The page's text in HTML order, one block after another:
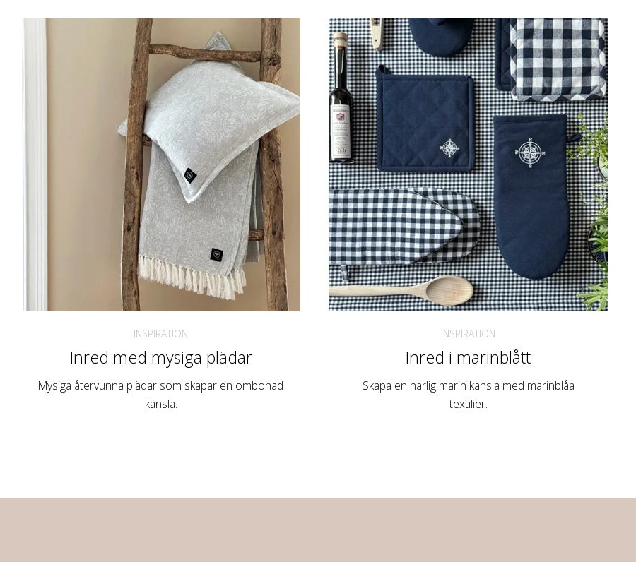
INSPIRATION
Inred med mysiga plädar
Mysiga återvunna plädar som skapar en ombonad
känsla.
INSPIRATION
Inred i marinblått
Skapa en härlig marin känsla med marinblåa
textilier.